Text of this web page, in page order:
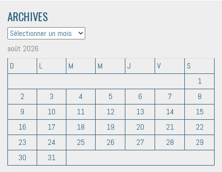
ARCHIVES
ARCHIVES
août 2026
D
L M M J V
S
1
2
3 4 5 6 7
8
9
10 11 12 13 14
15
16
17 18 19 20 21
22
23
24 25 26 27 28
29
30
31